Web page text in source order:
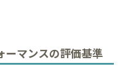
ーマンスの評価基準